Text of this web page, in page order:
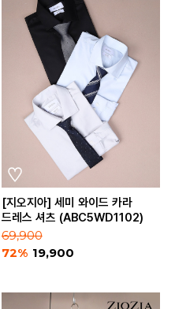
[지오지아] 세미 와이드 카라
드레스 셔츠 (ABC5WD1102)
69,900
72% 19,900